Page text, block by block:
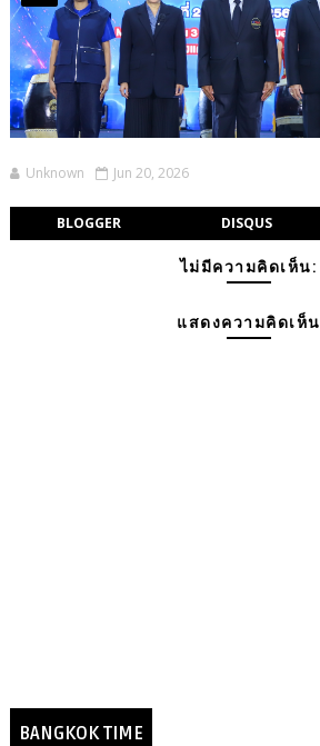
Unknown Jun 20, 2026
BLOGGER DISQUS
ไม่มีความคิดเห็น:
แสดงความคิดเห็น
BANGKOK TIME